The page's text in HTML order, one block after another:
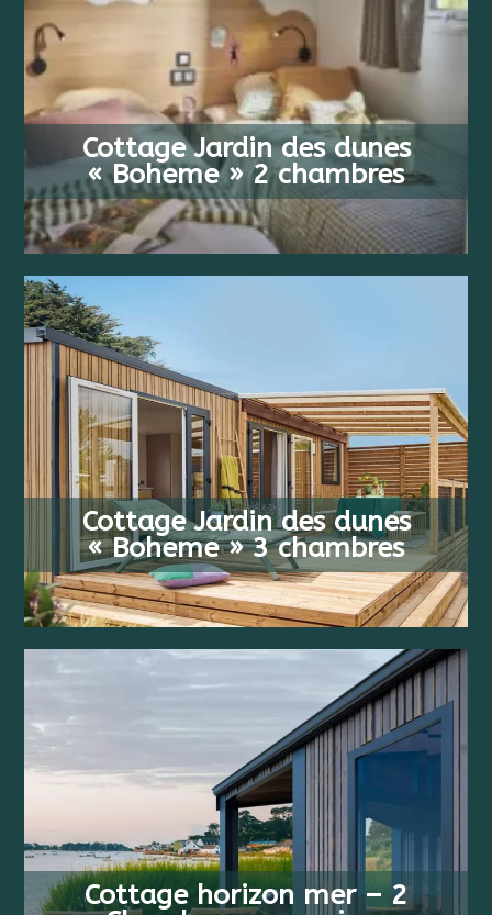
Cottage Jardin des dunes
« Boheme » 2 chambres
VAN
538 €
/ WEEK
4 PERSONEN
2 BEDDEN
Cottage Jardin des dunes
« Boheme » 3 chambres
VAN
608 €
/ WEEK
6 PERSONEN
3 BEDDEN
Cottage horizon mer – 2
VAN
818 €
/ WEEK
4 PERSONEN
2 BEDDEN